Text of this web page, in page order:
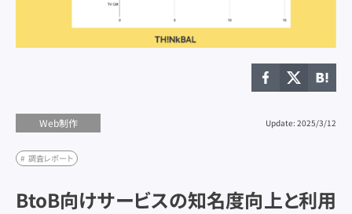
サイト制作ツール
ターゲット設定
ファーストビュー
ブランディング
ブランドサイト
フレームワーク
リード獲得
制作スキル
広告予算
サイト制作ツール
ターゲット設定
ファーストビュー
ブランディング
ブランドサイト
フレームワーク
リード獲得
制作スキル
広告予算
Web制作 Update: 2025/3/12
調査レポート
BtoB向けサービスの知名度向上と利用